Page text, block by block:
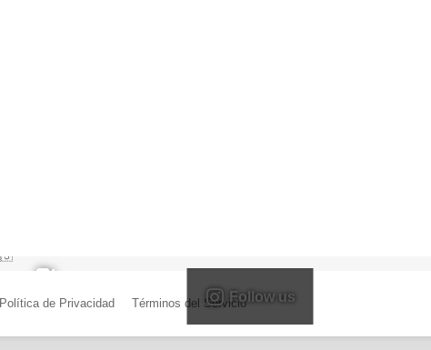
Follow us
Política de Privacidad Términos del Servicio| Creado por Miguel Ángel Ferreiro